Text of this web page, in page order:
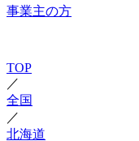
事業主の方
TOP
／
全国
／
北海道